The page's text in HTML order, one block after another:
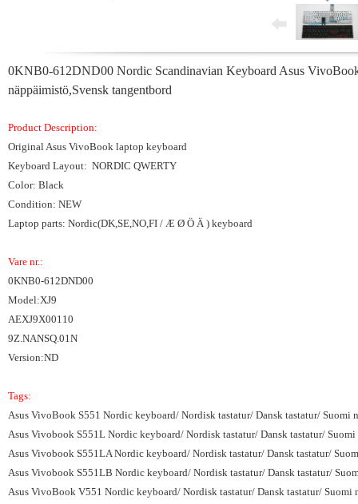
0KNB0-612DND00 Nordic Scandinavian Keyboard Asus
näppäimistö,Svensk tangentbord
Product Description:
Original Asus VivoBook laptop keyboard
Keyboard Layout: NORDIC QWERTY
Color: Black
Condition: NEW
Laptop parts: Nordic(DK,SE,NO,FI / Æ Ø Ö Ä ) keyboard
Vare nr.:
0KNB0-612DND00
Model:XJ9
AEXJ9X00110
9Z.NANSQ.01N
Version:ND
Tags:
Asus VivoBook S551 Nordic keyboard/ Nordisk tastatur/ Dansk tastatur/ Suomi
Asus Vivobook S551L Nordic keyboard/ Nordisk tastatur/ Dansk tastatur/
Asus Vivobook S551LA Nordic keyboard/ Nordisk tastatur/ Dansk tastatur/
Asus Vivobook S551LB Nordic keyboard/ Nordisk tastatur/ Dansk tastatur/
Asus VivoBook V551 Nordic keyboard/ Nordisk tastatur/ Dansk tastatur/ Suomi